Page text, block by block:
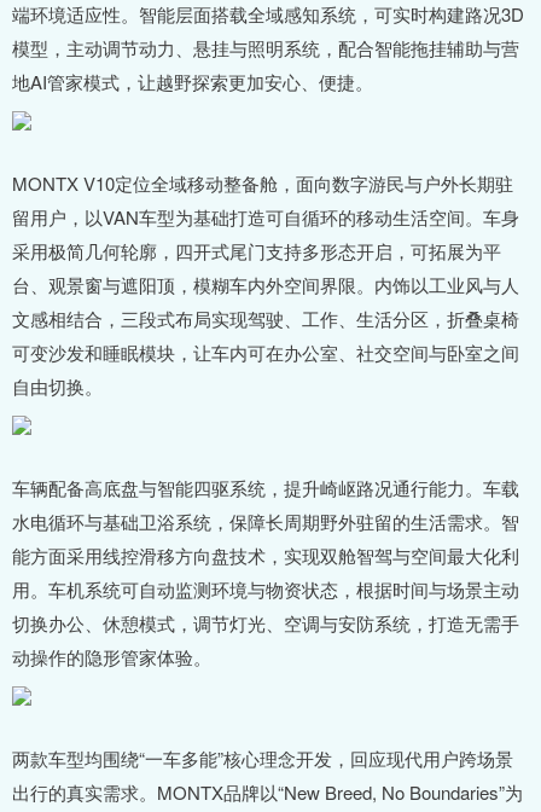
端环境适应性。智能层面搭载全域感知系统，可实时构建路况3D
模型，主动调节动力、悬挂与照明系统，配合智能拖挂辅助与营
地AI管家模式，让越野探索更加安心、便捷。
MONTX V10定位全域移动整备舱，面向数字游民与户外长期驻
留用户，以VAN车型为基础打造可自循环的移动生活空间。车身
采用极简几何轮廓，四开式尾门支持多形态开启，可拓展为平
台、观景窗与遮阳顶，模糊车内外空间界限。内饰以工业风与人
文感相结合，三段式布局实现驾驶、工作、生活分区，折叠桌椅
可变沙发和睡眠模块，让车内可在办公室、社交空间与卧室之间
自由切换。
车辆配备高底盘与智能四驱系统，提升崎岖路况通行能力。车载
水电循环与基础卫浴系统，保障长周期野外驻留的生活需求。智
能方面采用线控滑移方向盘技术，实现双舱智驾与空间最大化利
用。车机系统可自动监测环境与物资状态，根据时间与场景主动
切换办公、休憩模式，调节灯光、空调与安防系统，打造无需手
动操作的隐形管家体验。
两款车型均围绕“一车多能”核心理念开发，回应现代用户跨场景
出行的真实需求。MONTX品牌以“New Breed, No Boundaries”为